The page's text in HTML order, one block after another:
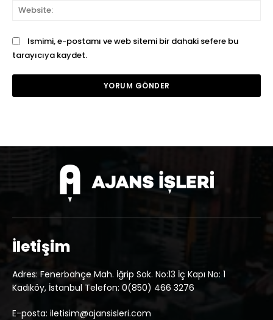
Ismimi, e-postamı ve web sitemi bir dahaki sefere bu
tarayıcıya kaydet.
İletişim
Adres: Fenerbahçe Mah. İğrip Sok. No:13 İç Kapı No: 1
Kadıköy, İstanbul Telefon: 0(850) 466 3276
E-posta: iletisim@ajansisleri.com